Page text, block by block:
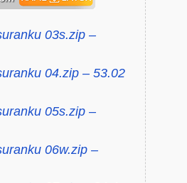
03s.zip –
04.zip – 53.02
05s.zip –
06w.zip –